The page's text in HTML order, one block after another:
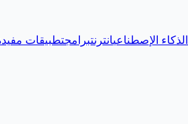
الذكاء الإصطناعيانترنتبرامجتطبيقات